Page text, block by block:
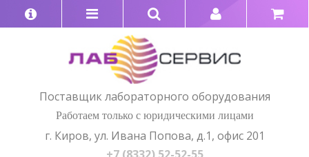
Поставщик лабораторного оборудования
Работаем только с юридическими лицами
г. Киров, ул. Ивана Попова, д.1, офис 201